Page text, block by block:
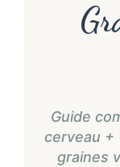
Guide
cerveau +
graines